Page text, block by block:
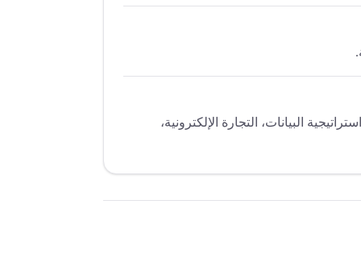
البيانات، التجارة الإلكترونية،